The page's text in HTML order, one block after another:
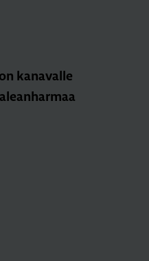
ka­na­val­le